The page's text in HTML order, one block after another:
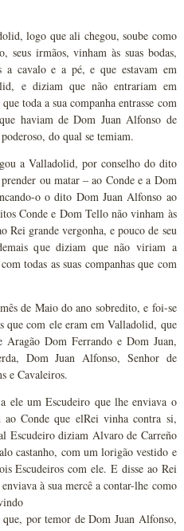
logo que ali chegou, soube como
irmãos, vinham às suas bodas,
a cavalo e a pé, e que estavam em
e diziam que não entrariam em
toda a sua companha entrasse com
haviam de Dom Juan Alfonso de
do qual se temiam.
a Valladolid, por conselho do dito
ou matar – ao Conde e a Dom
o o dito Dom Juan Alfonso ao
Conde e Dom Tello não vinham às
Rei grande vergonha, e pouco de seu
que diziam que não viriam a
todas as suas companhas que com
de Maio do ano sobredito, e foi-se
que com ele eram em Valladolid, que
Aragão Dom Ferrando e Dom Juan,
Dom Juan Alfonso, Senhor de
e Cavaleiros.
ele um Escudeiro que lhe enviava o
Conde que elRei vinha contra si,
Escudeiro diziam Alvaro de Carreño
castanho, com um lorigão vestido e
Escudeiros com ele. E disse ao Rei
à sua mercê a contar-lhe como
que, por temor de Dom Juan Alfonso,